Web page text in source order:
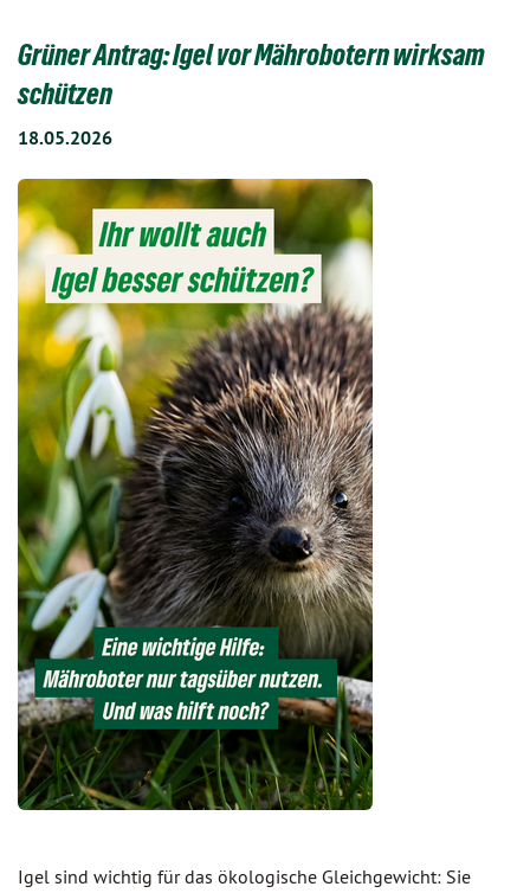
Grüner Antrag: Igel vor Mährobotern wirksam
schützen
18.05.2026
Igel sind wichtig für das ökologische Gleichgewicht: Sie